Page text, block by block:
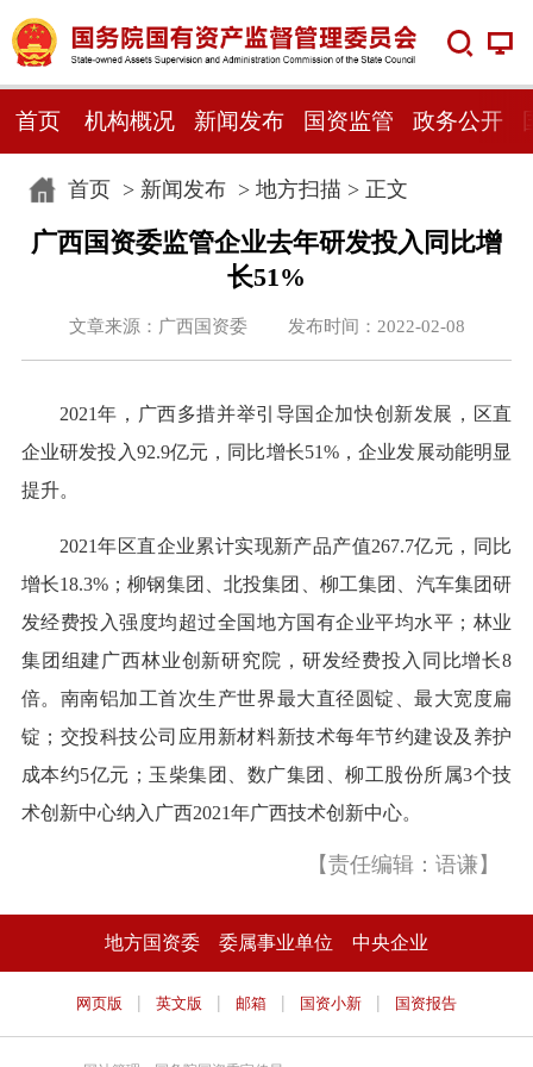
首页 机构概况 新闻发布 国资监管 政务公开
首页> 新闻发布> 地方扫描 > 正文
广西国资委监管企业去年研发投入同比增
长51%
文章来源：广西国资委 发布时间：2022-02-08
2021年，广西多措并举引导国企加快创新发展，区直
企业研发投入92.9亿元，同比增长51%，企业发展动能明显
提升。
2021年区直企业累计实现新产品产值267.7亿元，同比
增长18.3%；柳钢集团、北投集团、柳工集团、汽车集团研
发经费投入强度均超过全国地方国有企业平均水平；林业
集团组建广西林业创新研究院，研发经费投入同比增长8
倍。南南铝加工首次生产世界最大直径圆锭、最大宽度扁
锭；交投科技公司应用新材料新技术每年节约建设及养护
成本约5亿元；玉柴集团、数广集团、柳工股份所属3个技
术创新中心纳入广西2021年广西技术创新中心。
【责任编辑：语谦】
地方国资委 委属事业单位 中央企业
网页版 | 英文版 | 邮箱 | 国资小新 | 国资报告